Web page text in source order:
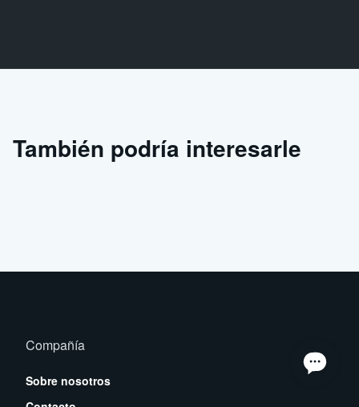
También podría interesarle
Compañía
Sobre nosotros